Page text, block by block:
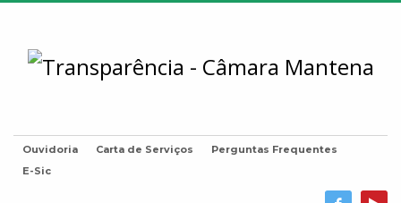
Ouvidoria Carta de Serviços
Perguntas Frequentes
E-Sic